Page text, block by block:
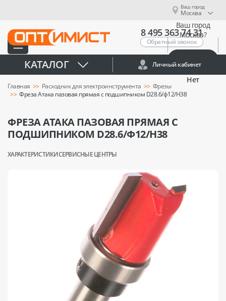
Ваш город
Москва
Ваш город
Москва?
Нет
8 495 363 74 31
Обратный звонок
КАТАЛОГ Личный кабинет
Главная Расходник для электроинструмента
Фрезы
Фреза Атака пазовая прямая с подшипником D28.6/ф12/H38
ФРЕЗА АТАКА ПАЗОВАЯ ПРЯМАЯ С
ПОДШИПНИКОМ D28.6/Ф12/H38
ХАРАКТЕРИСТИКИСЕРВИСНЫЕ ЦЕНТРЫ